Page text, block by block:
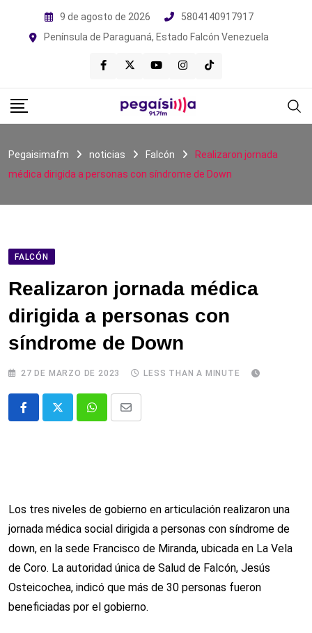
9 de agosto de 2026
5804140917917
Península de Paraguaná, Estado Falcón Venezuela
Pegaisimafm noticias Falcón
Realizaron jornada
médica dirigida a personas con síndrome de Down
FALCÓN
Realizaron jornada médica
dirigida a personas con
síndrome de Down
27 DE MARZO DE 2023 LESS THAN A MINUTE
WhatsappComparte
Los tres niveles de gobierno en articulación realizaron una
jornada médica social dirigida a personas con síndrome de
down, en la sede Francisco de Miranda, ubicada en La Vela
de Coro. La autoridad única de Salud de Falcón, Jesús
Osteicochea, indicó que más de 30 personas fueron
beneficiadas por el gobierno.